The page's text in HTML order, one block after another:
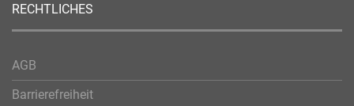
RECHTLICHES
AGB
Barrierefreiheit